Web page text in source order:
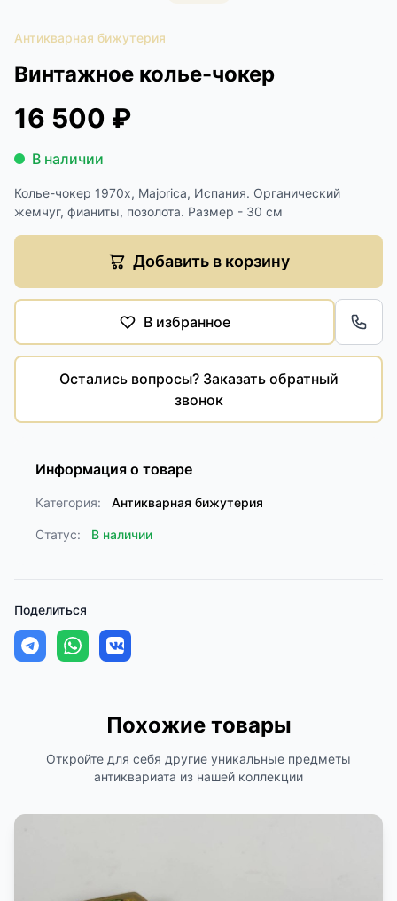
Антикварная бижутерия
Винтажное колье-чокер
16 500 ₽
В наличии
Колье-чокер 1970х, Majorica, Испания. Органический
жемчуг, фианиты, позолота. Размер - 30 см
Добавить в корзину
В избранное
Остались вопросы? Заказать обратный
звонок
Информация о товаре
Категория: Антикварная бижутерия
Статус: В наличии
Поделиться
Похожие товары
Откройте для себя другие уникальные предметы
антиквариата из нашей коллекции